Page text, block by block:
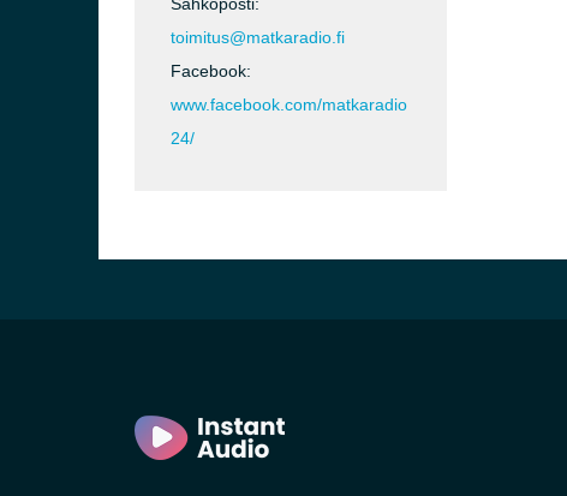
toimitus@matkaradio.fi
Facebook:
www.facebook.com/matkaradio
24/